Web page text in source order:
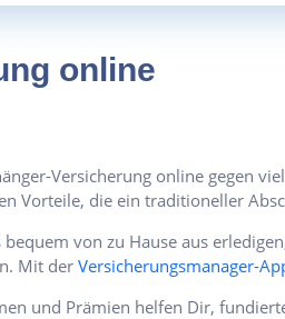
online
Versicherung online gegen
Vorteile, die ein traditioneller
von zu Hause aus
Mit der Versicherungsmanager-
und Prämien helfen Dir,